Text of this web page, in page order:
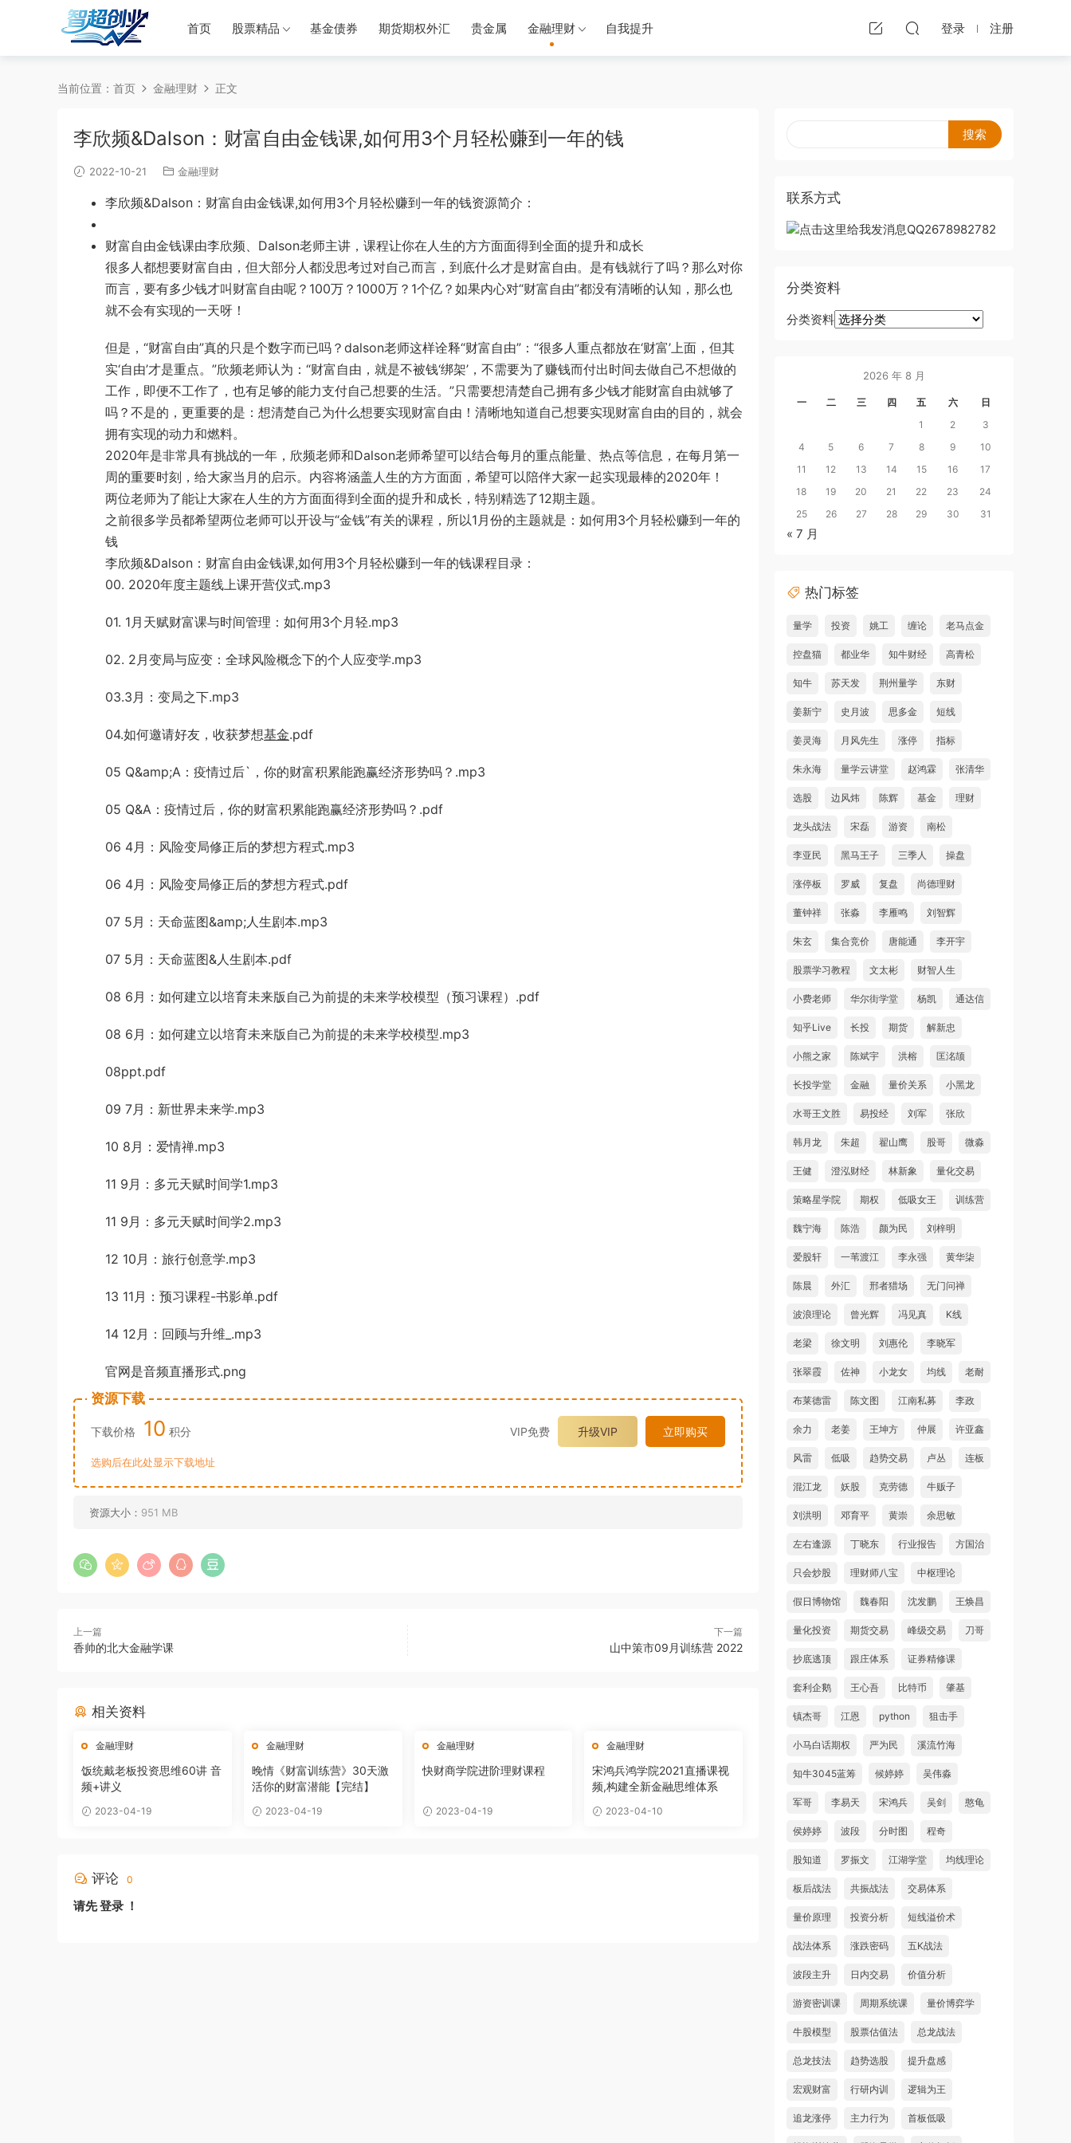
首页 股票精品 基金债券 期货期权外汇 贵金属 金融理财 自我提升 登录 注册
当前位置： 首页 金融理财 正文
李欣频&Dalson：财富自由金钱课,如何用3个月轻松赚到一年的钱
2022-10-21 金融理财
李欣频&Dalson：财富自由金钱课,如何用3个月轻松赚到一年的钱资源简介：
财富自由金钱课由李欣频、Dalson老师主讲，课程让你在人生的方方面面得到全面的提升和成长
很多人都想要财富自由，但大部分人都没思考过对自己而言，到底什么才是财富自由。是有钱就行了吗？ 那么对你
而言，要有多少钱才叫财富自由呢？100万？1000万？1个亿？如果内心对“财富自由”都没有清晰的认知，那么也
就不会有实现的一天呀！
但是，“财富自由”真的只是个数字而已吗？dalson老师这样诠释“财富自由”：“很多人重点都放在‘财富’上面，但其
实‘自由’才是重点。”欣频老师认为：“财富自由，就是不被钱‘绑架’，不需要为了赚钱而付出时间去做自己不想做的
工作，即便不工作了，也有足够的能力支付自己想要的生活。”只需要想清楚自己拥有多少钱才能财富自由就够了
吗？不是的，更重要的是：想清楚自己为什么想要实现财富自由！清晰地知道自己想要实现财富自由的目的， 就会
拥有实现的动力和燃料。
2020年是非常具有挑战的一年，欣频老师和Dalson老师希望可以结合每月的重点能量、热点等信息，在每月第一
周的重要时刻，给大家当月的启示。内容将涵盖人生的方方面面，希望可以陪伴大家一起实现最棒的2020年！
两位老师为了能让大家在人生的方方面面得到全面的提升和成长，特别精选了12期主题。
之前很多学员都希望两位老师可以开设与“金钱”有关的课程，所以1月份的主题就是：如何用3个月轻松赚到一年的
钱
李欣频&Dalson：财富自由金钱课,如何用3个月轻松赚到一年的钱课程目录：
00. 2020年度主题线上课开营仪式.mp3
01. 1月天赋财富课与时间管理：如何用3个月轻.mp3
02. 2月变局与应变：全球风险概念下的个人应变学.mp3
03.3月：变局之下.mp3
04.如何邀请好友，收获梦想基金.pdf
05 Q&amp;A：疫情过后`，你的财富积累能跑赢经济形势吗？.mp3
05 Q&A：疫情过后，你的财富积累能跑赢经济形势吗？.pdf
06 4月：风险变局修正后的梦想方程式.mp3
06 4月：风险变局修正后的梦想方程式.pdf
07 5月：天命蓝图&amp;人生剧本.mp3
07 5月：天命蓝图&人生剧本.pdf
08 6月：如何建立以培育未来版自己为前提的未来学校模型（预习课程）.pdf
08 6月：如何建立以培育未来版自己为前提的未来学校模型.mp3
08ppt.pdf
09 7月：新世界未来学.mp3
10 8月：爱情禅.mp3
11 9月：多元天赋时间学1.mp3
11 9月：多元天赋时间学2.mp3
12 10月：旅行创意学.mp3
13 11月：预习课程-书影单.pdf
14 12月：回顾与升维_.mp3
官网是音频直播形式.png
资源下载
下载价格 10 积分 VIP免费 升级VIP 立即购买
选购后在此处显示下载地址
资源大小： 951 MB
上一篇
香帅的北大金融学课
下一篇
山中策市09月训练营 2022
相关资料
金融理财
饭统戴老板投资思维60讲 音
频+讲义
2023-04-19
金融理财
晚情《财富训练营》30天激
活你的财富潜能【完结】
2023-04-19
金融理财
快财商学院进阶理财课程
2023-04-19
金融理财
宋鸿兵鸿学院2021直播课视
频,构建全新金融思维体系
2023-04-10
评论 0
请先登录 ！
联系方式
分类资料
分类资料
2026 年 8 月
一 二 三 四 五 六
日
1
2
3
4
5 6 7 8 9
10
11
12 13 14 15 16
17
18
19 20 21 22 23
24
25
26 27 28 29 30 31
« 7 月
热门标签
量学 投资 姚工 缠论 老马点金
控盘猫 都业华 知牛财经 高青松
知牛 苏天发 荆州量学 东财
姜新宁 史月波 思多金 短线
姜灵海 月风先生 涨停 指标
朱永海 量学云讲堂 赵鸿霖 张清华
选股 边风炜 陈辉 基金 理财
龙头战法 宋磊 游资 南松
李亚民 黑马王子 三季人 操盘
涨停板 罗威 复盘 尚德理财
董钟祥 张淼 李雁鸣 刘智辉
朱玄 集合竞价 唐能通 李开宇
股票学习教程 文太彬 财智人生
小费老师 华尔街学堂 杨凯 通达信
知乎Live 长投 期货 解新忠
小熊之家 陈斌宇 洪榕 匡洺颉
长投学堂 金融 量价关系 小黑龙
水哥王文胜 易投经 刘军 张欣
韩月龙 朱超 翟山鹰 股哥 微淼
王健 澄泓财经 林新象 量化交易
策略星学院 期权 低吸女王 训练营
魏宁海 陈浩 颜为民 刘梓明
爱股轩 一苇渡江 李永强 黄华柒
陈晨 外汇 邢者猎场 无门问禅
波浪理论 曾光辉 冯见真 K线
老梁 徐文明 刘惠伦 李晓军
张翠霞 佐神 小龙女 均线 老耐
布莱德雷 陈文图 江南私募 李政
余力 老姜 王坤方 仲展 许亚鑫
风雷 低吸 趋势交易 卢丛 连板
混江龙 妖股 克劳德 牛贩子
刘洪明 邓育平 黄崇 余思敏
左右逢源 丁晓东 行业报告 方国治
只会炒股 理财师八宝 中枢理论
假日博物馆 魏春阳 沈发鹏 王焕昌
量化投资 期货交易 峰级交易 刀哥
抄底逃顶 跟庄体系 证券精修课
套利企鹅 王心吾 比特币 肇基
镇杰哥 江恩 python 狙击手
小马白话期权 严为民 溪流竹海
知牛3045蓝筹 候婷婷 吴伟淼
军哥 李易天 宋鸿兵 吴剑 憨龟
侯婷婷 波段 分时图 程奇
股知道 罗振文 江湖学堂 均线理论
板后战法 共振战法 交易体系
量价原理 投资分析 短线溢价术
战法体系 涨跌密码 五K战法
波段主升 日内交易 价值分析
游资密训课 周期系统课 量价博弈学
牛股模型 股票估值法 总龙战法
总龙技法 趋势选股 提升盘感
宏观财富 行研内训 逻辑为王
追龙涨停 主力行为 首板低吸